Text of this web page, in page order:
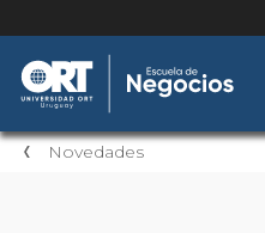
Novedades